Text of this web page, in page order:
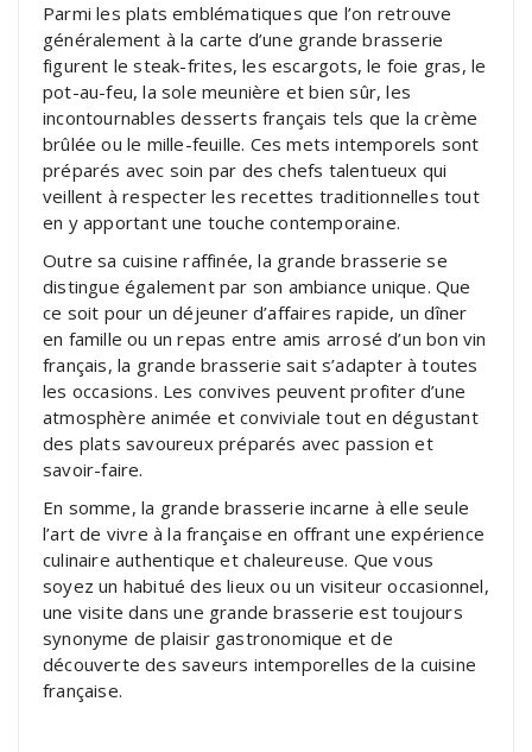
Parmi les plats emblématiques que l’on retrouve
généralement à la carte d’une grande brasserie
figurent le steak-frites, les escargots, le foie gras, le
pot-au-feu, la sole meunière et bien sûr, les
incontournables desserts français tels que la crème
brûlée ou le mille-feuille. Ces mets intemporels sont
préparés avec soin par des chefs talentueux qui
veillent à respecter les recettes traditionnelles tout
en y apportant une touche contemporaine.
Outre sa cuisine raffinée, la grande brasserie se
distingue également par son ambiance unique. Que
ce soit pour un déjeuner d’affaires rapide, un dîner
en famille ou un repas entre amis arrosé d’un bon vin
français, la grande brasserie sait s’adapter à toutes
les occasions. Les convives peuvent profiter d’une
atmosphère animée et conviviale tout en dégustant
des plats savoureux préparés avec passion et
savoir-faire.
En somme, la grande brasserie incarne à elle seule
l’art de vivre à la française en offrant une expérience
culinaire authentique et chaleureuse. Que vous
soyez un habitué des lieux ou un visiteur occasionnel,
une visite dans une grande brasserie est toujours
synonyme de plaisir gastronomique et de
découverte des saveurs intemporelles de la cuisine
française.